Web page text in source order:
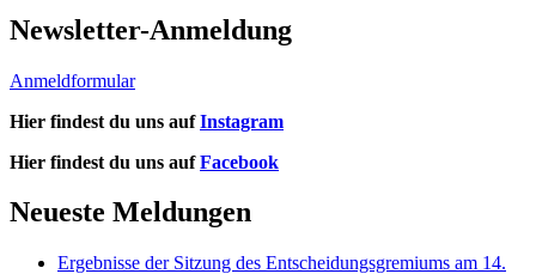
Newsletter-Anmeldung
Anmeldformular
Hier findest du uns aufInstagram
Hier findest du uns aufFacebook
Neueste Meldungen
Ergebnisse der Sitzung des Entscheidungsgremiums am 14.